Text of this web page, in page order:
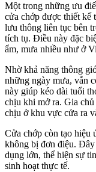
Một trong những ưu
cửa chớp được thiết kế
lưu thông liên tục bên
tích tụ. Điều này đặc
ẩm, mưa nhiều như ở
Nhờ khả năng thông
những ngày mưa, vẫn
này giúp kéo dài tuổi
chịu khi mở ra. Gia
chịu ở khu vực cửa ra
Cửa chớp còn tạo hiệu
không bị đơn điệu.
dụng lớn, thể hiện sự
sinh hoạt thực tế.